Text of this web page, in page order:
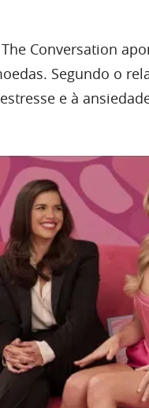
Conversation
Segundo o
e à